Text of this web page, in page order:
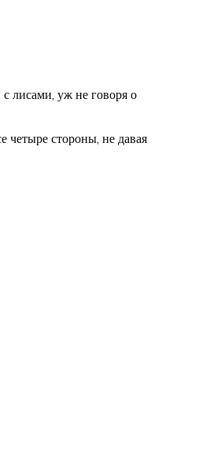
лисами, уж не говоря о
четыре стороны, не давая